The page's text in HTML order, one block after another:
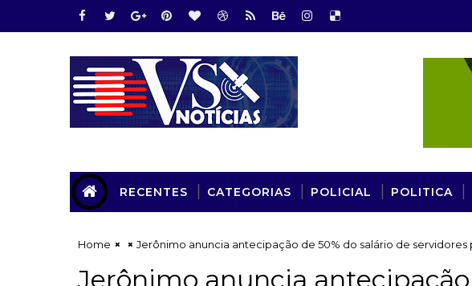
RECENTES CATEGORIAS POLICIAL POLITICA
Home Jerônimo anuncia antecipação de 50% do salário de servidores
Jerônimo anuncia antecipação